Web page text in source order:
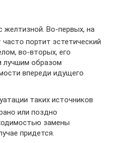
желтизной. Во-первых, на
портит эстетический
во-вторых, его
лучшим образом
впереди идущего
таких источников
или поздно
замены
придется.